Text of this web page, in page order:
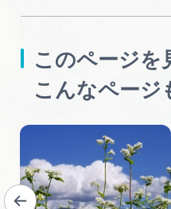
このページを
こんなページ